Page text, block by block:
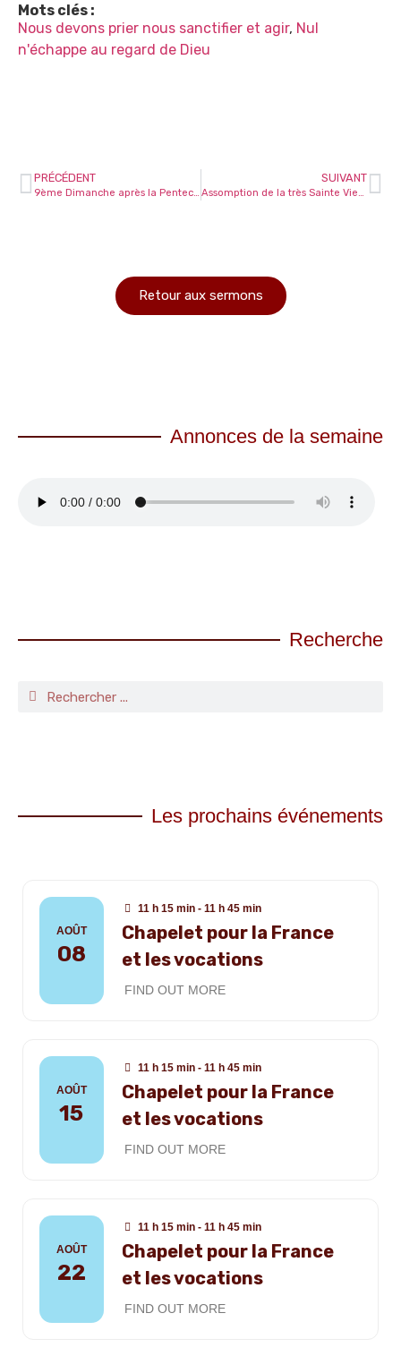
Mots clés :
Nous devons prier nous sanctifier et agir, Nul
n'échappe au regard de Dieu
PRÉCÉDENT
9ème Dimanche après la Pentecôte
SUIVANT
Assomption de la très Sainte Vierge Marie, Patronne Principale de la France
Retour aux sermons
Annonces de la semaine
Recherche
Les prochains événements
AOÛT
08
11 h 15 min - 11 h 45 min
Chapelet pour la France
et les vocations
FIND OUT MORE
AOÛT
15
11 h 15 min - 11 h 45 min
Chapelet pour la France
et les vocations
FIND OUT MORE
AOÛT
22
11 h 15 min - 11 h 45 min
Chapelet pour la France
et les vocations
FIND OUT MORE